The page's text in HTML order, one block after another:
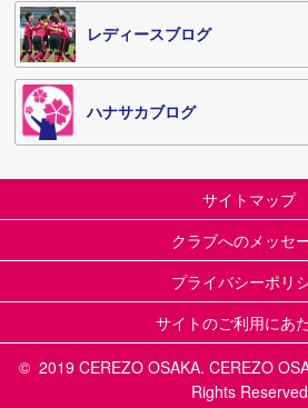
レディースブログ
ハナサカブログ
サイトマップ
クラブへのメッセ
プライバシーポリ
サイトのご利用にあ
© 2019 CEREZO OSAKA. CEREZO
Rights Reserved